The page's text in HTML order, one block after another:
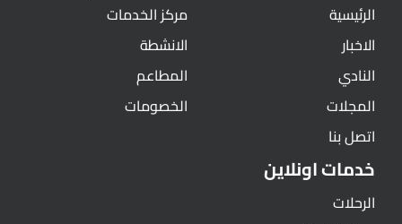
الرئيسية
الاخبار
النادي
المجلات
اتصل بنا
مركز الخدمات
الانشطة
المطاعم
الخصومات
خدمات اونلاين
الرحلات